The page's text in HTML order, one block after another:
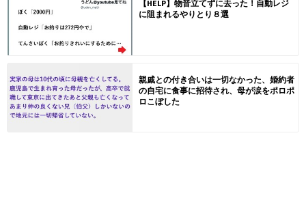
【HELP】物音立てずに去った！自動レジ
に阻まれるやりとり８選
親戚との付き合いは一切なかった、婚約者
の自宅に食事に招待され、母が涙をポロポ
ロこぼした